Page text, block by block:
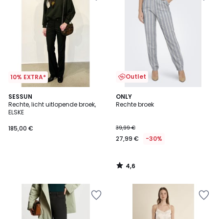
10% EXTRA*
SESSUN
Rechte, licht uitlopende broek,
ELSKE
185,00 €
Outlet
ONLY
Rechte broek
39,99 €
27,99 € -30%
4,6
/ 5
4,6
/